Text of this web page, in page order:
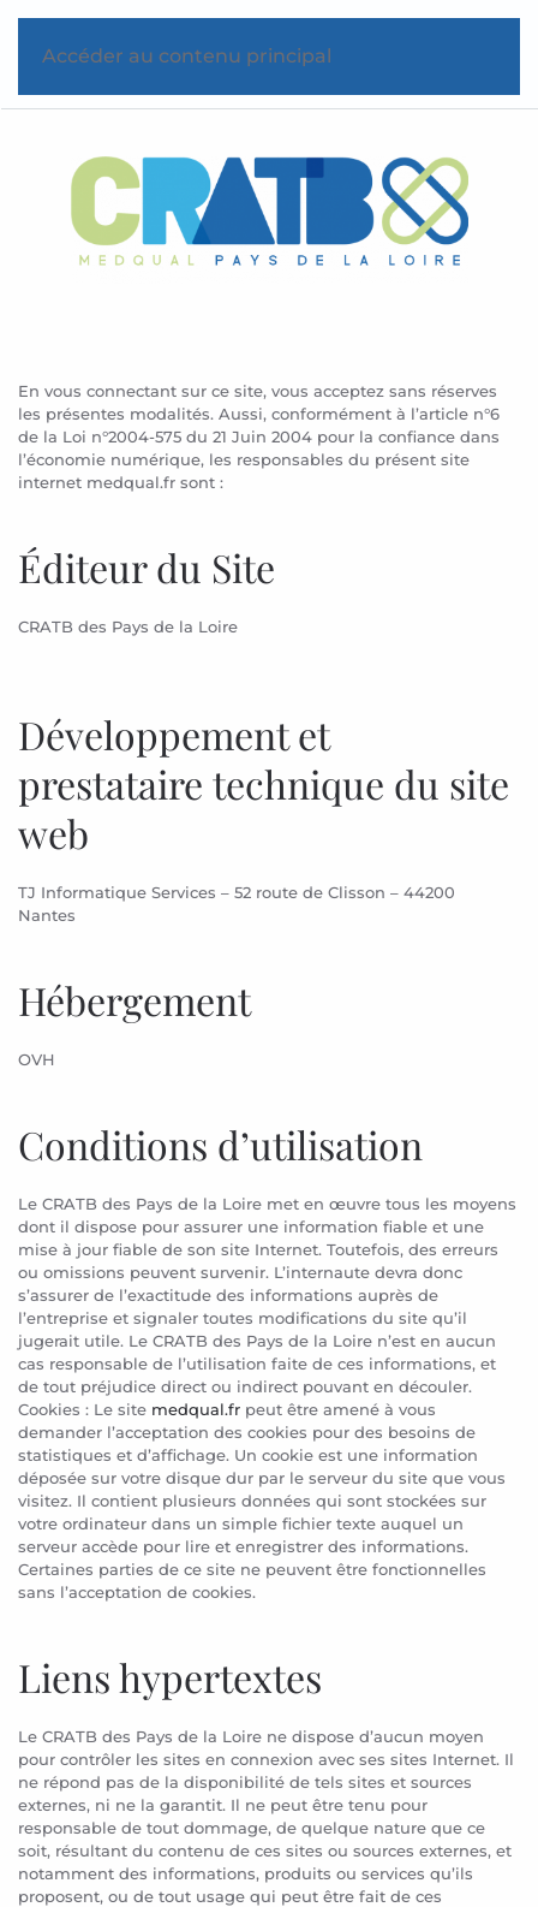
Accéder au contenu principal
En vous connectant sur ce site, vous acceptez sans réserves
les présentes modalités. Aussi, conformément à l’article n°6
de la Loi n°2004-575 du 21 Juin 2004 pour la confiance dans
l’économie numérique, les responsables du présent site
internet medqual.fr sont :
Éditeur du Site
CRATB des Pays de la Loire
Développement et
prestataire technique du site
web
TJ Informatique Services – 52 route de Clisson – 44200
Nantes
Hébergement
OVH
Conditions d’utilisation
Le CRATB des Pays de la Loire met en œuvre tous les moyens
dont il dispose pour assurer une information fiable et une
mise à jour fiable de son site Internet. Toutefois, des erreurs
ou omissions peuvent survenir. L’internaute devra donc
s’assurer de l’exactitude des informations auprès de
l’entreprise et signaler toutes modifications du site qu’il
jugerait utile. Le CRATB des Pays de la Loire n’est en aucun
cas responsable de l’utilisation faite de ces informations, et
de tout préjudice direct ou indirect pouvant en découler.
Cookies : Le site medqual.fr peut être amené à vous
demander l’acceptation des cookies pour des besoins de
statistiques et d’affichage. Un cookie est une information
déposée sur votre disque dur par le serveur du site que vous
visitez. Il contient plusieurs données qui sont stockées sur
votre ordinateur dans un simple fichier texte auquel un
serveur accède pour lire et enregistrer des informations.
Certaines parties de ce site ne peuvent être fonctionnelles
sans l’acceptation de cookies.
Liens hypertextes
Le CRATB des Pays de la Loire ne dispose d’aucun moyen
pour contrôler les sites en connexion avec ses sites Internet. Il
ne répond pas de la disponibilité de tels sites et sources
externes, ni ne la garantit. Il ne peut être tenu pour
responsable de tout dommage, de quelque nature que ce
soit, résultant du contenu de ces sites ou sources externes, et
notamment des informations, produits ou services qu’ils
proposent, ou de tout usage qui peut être fait de ces